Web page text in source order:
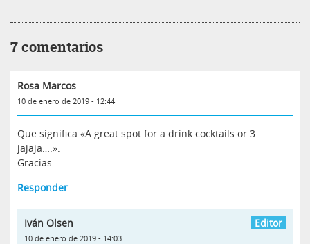
7 comentarios
Rosa Marcos
10 de enero de 2019 - 12:44
Que significa «A great spot for a drink cocktails or 3
jajaja….».
Gracias.
Responder
Iván Olsen
10 de enero de 2019 - 14:03